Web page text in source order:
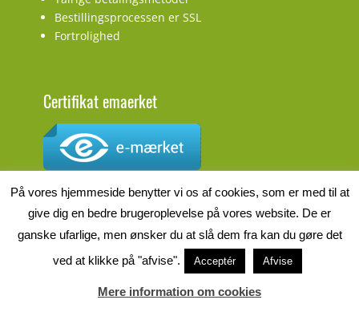
Bestillingsprocessen er SSL
Fortrolighed
Certifikat emaerket
CVR.nr.: DK27927548
Copyright © 2026 Batteri Magasinet
. All Rights Reserved.
Privatlivspolitik| Clean Journal batteri-butik.dk afCatch Themes
På vores hjemmeside benytter vi os af cookies, som er med til at
give dig en bedre brugeroplevelse på vores website. De er
ganske ufarlige, men ønsker du at slå dem fra kan du gøre det
ved at klikke på "afvise".
Acceptér Afvise
Mere information om cookies